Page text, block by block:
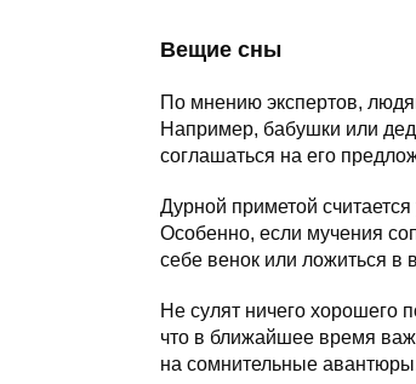
Вещие сны
По мнению экспертов,
Например, бабушки или
соглашаться на его
Дурной приметой
Особенно, если мучения
себе венок или ложиться в
Не сулят ничего хорошего
что в ближайшее время
на сомнительные